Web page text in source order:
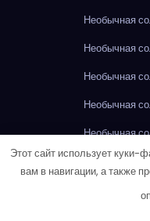
Необычная
Необычная
Необычная
Необычная
Необычная
Необычная
Необычная
Необычная
Этот сайт использует куки-
вам в навигации, а также